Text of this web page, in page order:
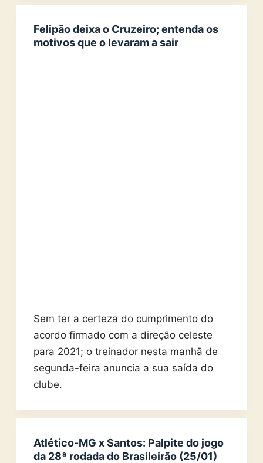
Felipão deixa o Cruzeiro; entenda os
motivos que o levaram a sair
Sem ter a certeza do cumprimento do
acordo firmado com a direção celeste
para 2021; o treinador nesta manhã de
segunda-feira anuncia a sua saída do
clube.
Atlético-MG x Santos: Palpite do jogo
da 28ª rodada do Brasileirão (25/01)